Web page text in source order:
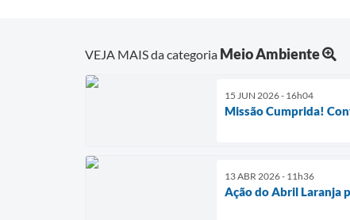
VEJA MAIS da categoria Meio Ambiente
15 JUN 2026 - 16h04
Missão Cumprida!
13 ABR 2026 - 11h36
Ação do Abril Laranja